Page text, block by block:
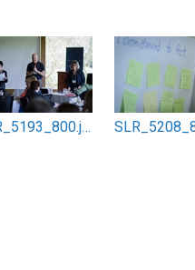
SLR_5193_800.jpg